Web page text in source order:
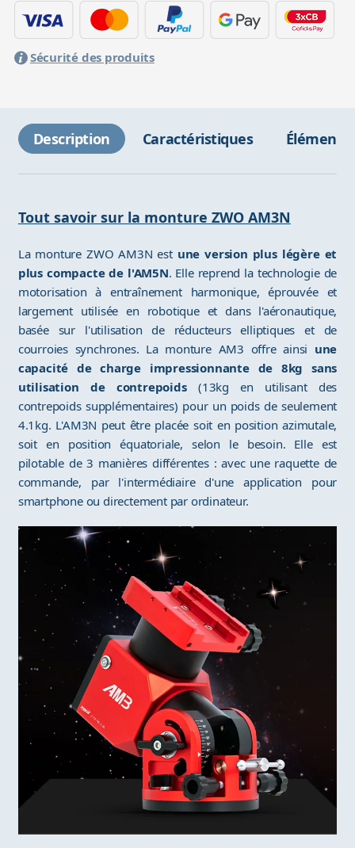
Sécurité des produits
Description Caractéristiques Éléments
Tout savoir sur la monture ZWO AM3N
La monture ZWO AM3N est une version plus légère et
plus compacte de l'AM5N. Elle reprend la technologie de
motorisation à entraînement harmonique, éprouvée et
largement utilisée en robotique et dans l'aéronautique,
basée sur l'utilisation de réducteurs elliptiques et de
courroies synchrones. La monture AM3 offre ainsi une
capacité de charge impressionnante de 8kg sans
utilisation de contrepoids(13kg en utilisant des
contrepoids supplémentaires) pour un poids de seulement
4.1kg. L'AM3N peut être placée soit en position azimutale,
soit en position équatoriale, selon le besoin. Elle est
pilotable de 3 manières différentes : avec une raquette de
commande, par l'intermédiaire d'une application pour
smartphone ou directement par ordinateur.